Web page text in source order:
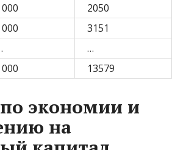
2050
3151
…
13579
экономии и
на